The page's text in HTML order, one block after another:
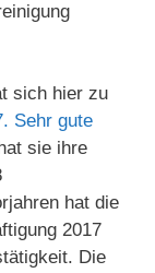
sich hier zu
Sehr gute
sie ihre
hat die
2017
Die